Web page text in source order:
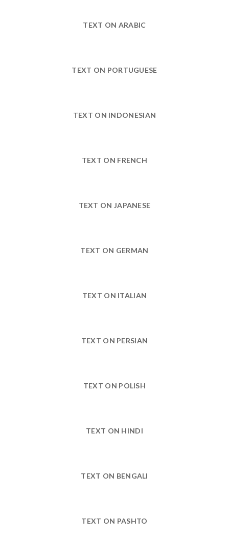
TEXT ON ARABIC
TEXT ON PORTUGUESE
TEXT ON INDONESIAN
TEXT ON FRENCH
TEXT ON JAPANESE
TEXT ON GERMAN
TEXT ON ITALIAN
TEXT ON PERSIAN
TEXT ON POLISH
TEXT ON HINDI
TEXT ON BENGALI
TEXT ON PASHTO